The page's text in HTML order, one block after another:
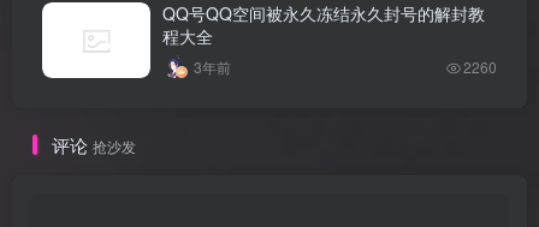
QQ号QQ空间被永久冻结永久封号的解封教
程大全
3年前 2260
评论 抢沙发